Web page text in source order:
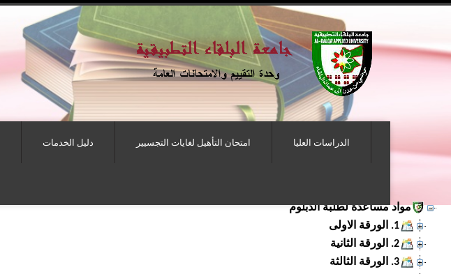
دليل الخدمات امتحان التأهيل لغايات التجسيير الدراسات العليا
مواد مساعدة لطلبة الدبلوم
1. الورقة الاولى
2. الورقة الثانية
3. الورقة الثالثة